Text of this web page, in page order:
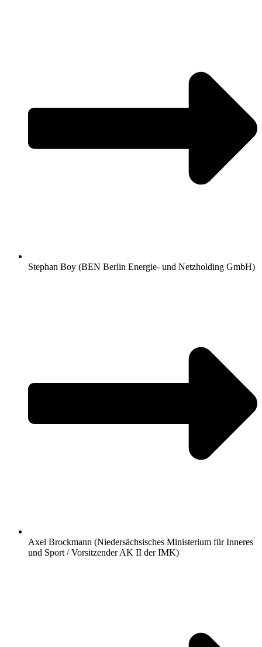
Stephan Boy (BEN Berlin Energie- und Netzholding GmbH)
Axel Brockmann (Niedersächsisches Ministerium für Inneres
und Sport / Vorsitzender AK II der IMK)